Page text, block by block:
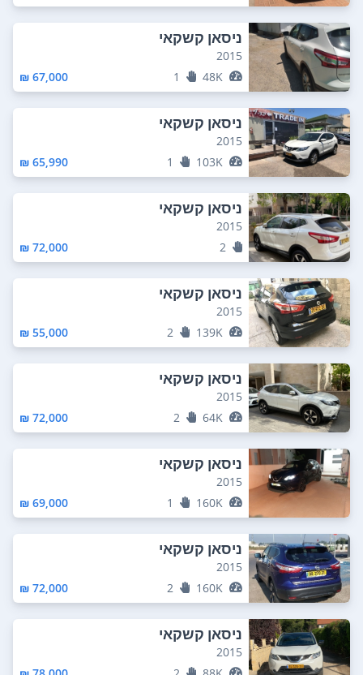
ניסאן קשקאי
2015
48K
1
67,000 ₪
ניסאן קשקאי
2015
103K
1
65,990 ₪
ניסאן קשקאי
2015
2
72,000 ₪
ניסאן קשקאי
2015
139K
2
55,000 ₪
ניסאן קשקאי
2015
64K
2
72,000 ₪
ניסאן קשקאי
2015
160K
1
69,000 ₪
ניסאן קשקאי
2015
160K
2
72,000 ₪
ניסאן קשקאי
2015